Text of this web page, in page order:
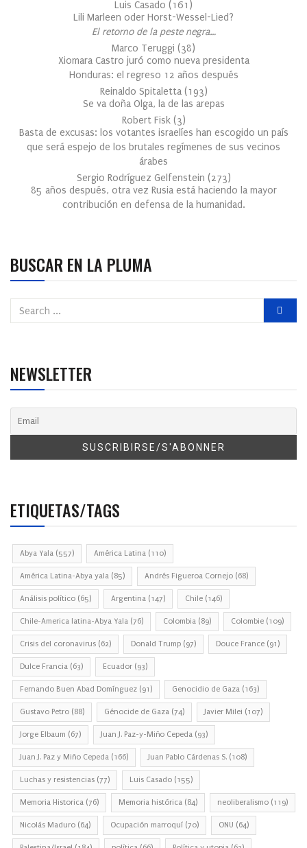
Luis Casado (161 )
Lili Marleen oder Horst-Wessel-Lied?
El retorno de la peste negra…
Marco Teruggi (38)
Xiomara Castro juró como nueva presidenta
Honduras: el regreso 12 años después
Reinaldo Spitaletta (193)
Se va doña Olga, la de las arepas
Robert Fisk (3)
Basta de excusas: los votantes israelíes han escogido un país
que será espejo de los brutales regímenes de sus vecinos
árabes
Sergio Rodríguez Gelfenstein (273)
85 años después, otra vez Rusia está haciendo la mayor
contribución en defensa de la humanidad.
BUSCAR EN LA PLUMA
NEWSLETTER
ETIQUETAS/TAGS
Abya Yala (557) América Latina (110)
América Latina-Abya yala (85) Andrés Figueroa Cornejo (68)
Análisis político (65) Argentina (147) Chile (146)
Chile-America latina-Abya Yala (76) Colombia (89) Colombie (109)
Crisis del coronavirus (62) Donald Trump (97) Douce France (91)
Dulce Francia (63) Ecuador (93)
Fernando Buen Abad Domínguez (91) Genocidio de Gaza (163)
Gustavo Petro (88) Génocide de Gaza (74) Javier Milei (107)
Jorge Elbaum (67) Juan J. Paz-y-Miño Cepeda (93)
Juan J. Paz y Miño Cepeda (166) Juan Pablo Cárdenas S. (108)
Luchas y resistencias (77) Luis Casado (155)
Memoria Historica (76) Memoria histórica (84) neoliberalismo (119)
Nicolás Maduro (64) Ocupación marroquí (70) ONU (64)